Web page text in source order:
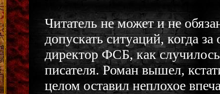
Читатель не может и не
допускать ситуаций, когда
директор ФСБ, как
писателя. Роман вышел,
целом оставил неплохое